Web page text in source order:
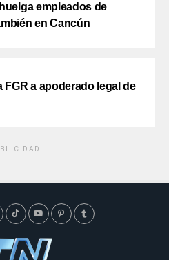
empleados de
en Cancún
FGR a apoderado legal de